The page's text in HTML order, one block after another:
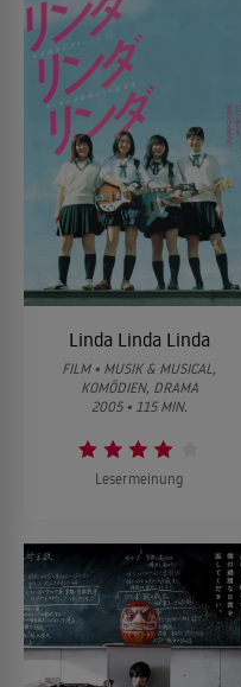
Linda Linda Linda
FILM • MUSIK & MUSICAL,
KOMÖDIEN, DRAMA
2005 • 115 MIN.
Lesermeinung